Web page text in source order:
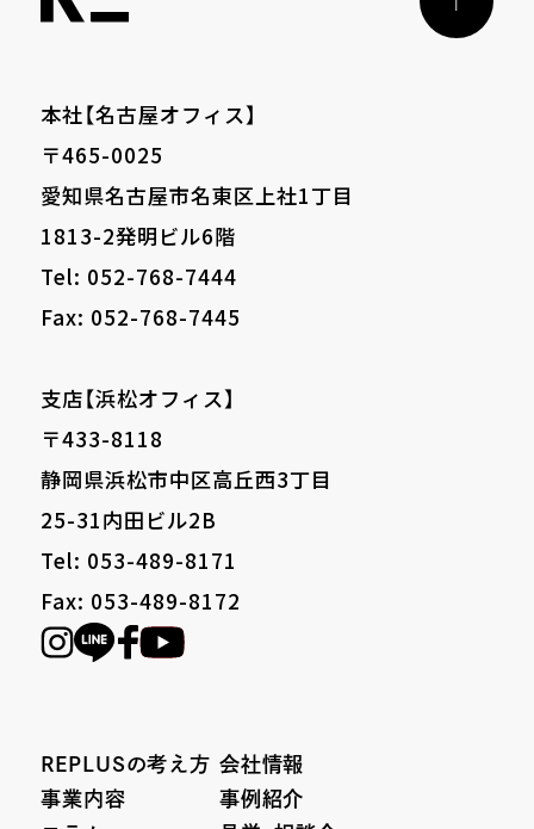
本社【名古屋オフィス】
〒465-0025
愛知県名古屋市名東区上社1丁目
1813-2発明ビル6階
Tel: 052-768-7444
Fax: 052-768-7445
支店【浜松オフィス】
〒433-8118
静岡県浜松市中区高丘西3丁目
25-31内田ビル2B
Tel: 053-489-8171
Fax: 053-489-8172
REPLUSの考え方 会社情報
事業内容
事例紹介